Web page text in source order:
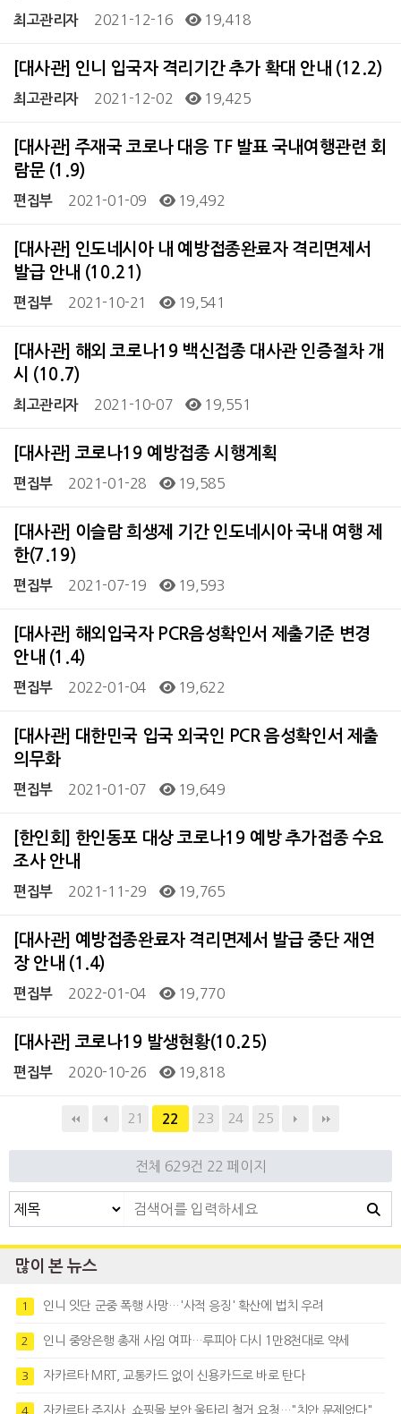
최고관리자 2021-12-16 19,418
[대사관] 인니 입국자 격리기간 추가 확대 안내 (12.2)
최고관리자 2021-12-02 19,425
[대사관] 주재국 코로나 대응 TF 발표 국내여행관련 회
람문 (1.9)
편집부 2021-01-09 19,492
[대사관] 인도네시아 내 예방접종완료자 격리면제서
발급 안내 (10.21)
편집부 2021-10-21 19,541
[대사관] 해외 코로나19 백신접종 대사관 인증절차 개
시 (10.7)
최고관리자 2021-10-07 19,551
[대사관] 코로나19 예방접종 시행계획
편집부 2021-01-28 19,585
[대사관] 이슬람 희생제 기간 인도네시아 국내 여행 제
한(7.19)
편집부 2021-07-19 19,593
[대사관] 해외입국자 PCR음성확인서 제출기준 변경
안내 (1.4)
편집부 2022-01-04 19,622
[대사관] 대한민국 입국 외국인 PCR 음성확인서 제출
의무화
편집부 2021-01-07 19,649
[한인회] 한인동포 대상 코로나19 예방 추가접종 수요
조사 안내
편집부 2021-11-29 19,765
[대사관] 예방접종완료자 격리면제서 발급 중단 재연
장 안내 (1.4)
편집부 2022-01-04 19,770
[대사관] 코로나19 발생현황(10.25)
편집부 2020-10-26 19,818
21 22 23 24 25
전체 629건 22 페이지
많이 본 뉴스
1 인니 잇단 군중 폭행 사망…'사적 응징' 확산에 법치 우려
2 인니 중앙은행 총재 사임 여파…루피아 다시 1만8천대로 약세
3 자카르타 MRT, 교통카드 없이 신용카드로 바로 탄다
4 자카르타 주지사, 쇼핑몰 보안 울타리 철거 요청…"치안 문제없다"